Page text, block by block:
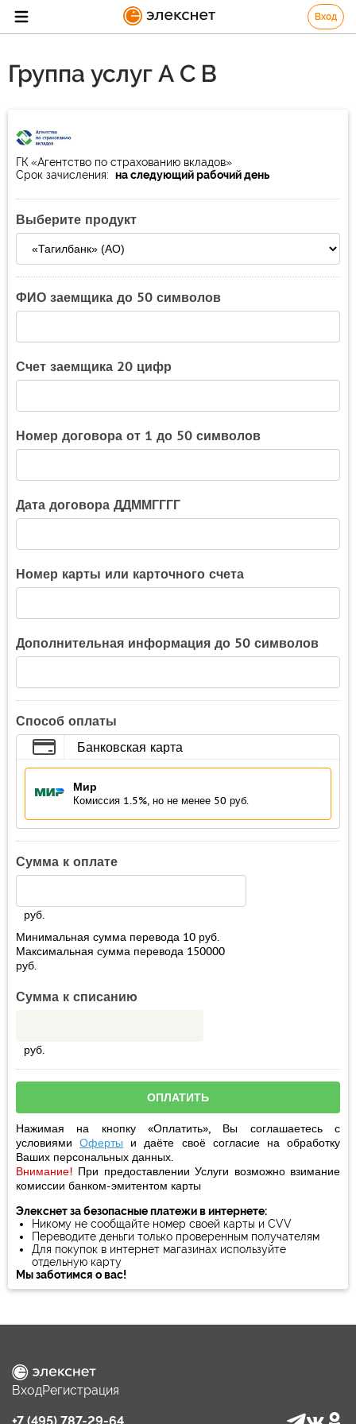
Вход
Группа услуг А С В
ГК «Агентство по страхованию вкладов»
Срок зачисления: на следующий рабочий день
Выберите продукт
ФИО заемщика до 50 символов
Счет заемщика 20 цифр
Номер договора от 1 до 50 символов
Дата договора ДДММГГГГ
Номер карты или карточного счета
Дополнительная информация до 50 символов
Способ оплаты
Банковская карта
Мир
Комиссия 1.5%, но не менее 50 руб.
Сумма к оплате
руб.
Минимальная сумма перевода 10 руб.
Максимальная сумма перевода 150000
руб.
Сумма к списанию
руб.
Нажимая на кнопку «Оплатить», Вы соглашаетесь с
условиямиОферты и даёте своё согласиена обработку
Ваших персональных данных.
Внимание! При предоставлении Услуги возможно взимание
комиссии банком-эмитентом карты
Элекснет за безопасные платежи в интернете:
Никому не сообщайте номер своей карты и CVV
Переводите деньги только проверенным получателям
Для покупок в интернет магазинах используйте
отдельную карту
Мы заботимся о вас!
ВходРегистрация